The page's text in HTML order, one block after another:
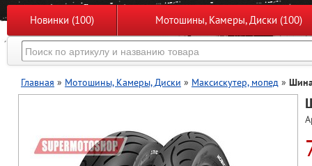
Новинки (100) Мотошины, Камеры, Диски (100)
Главная » Мотошины, Камеры, Диски » Максискутер, мопед »